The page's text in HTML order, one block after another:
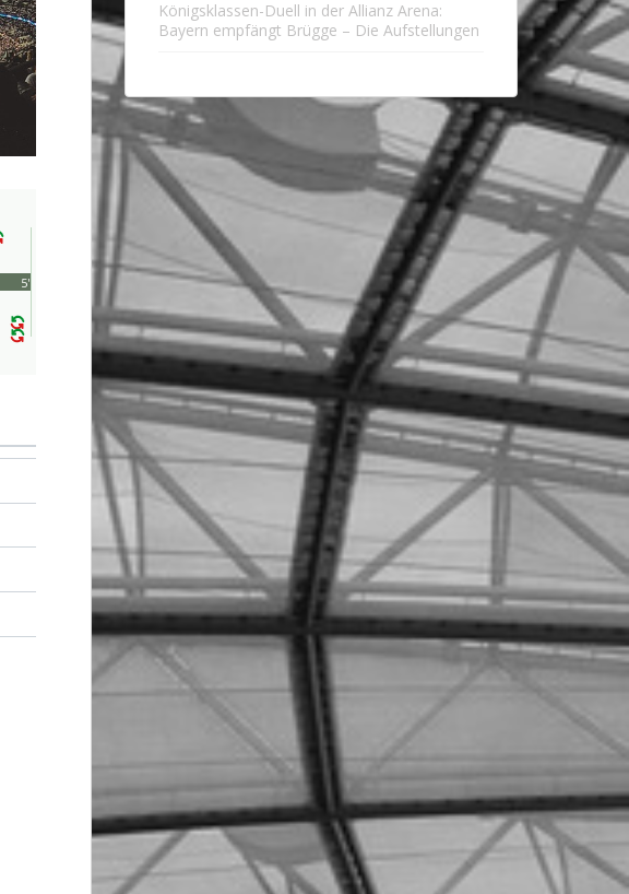
5'
Königsklassen-Duell in der Allianz Arena:
Bayern empfängt Brügge – Die Aufstellungen